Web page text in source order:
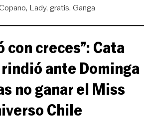
Lady gratis Ganga
con creces”: Cata
ante Dominga
no ganar el Miss
Chile